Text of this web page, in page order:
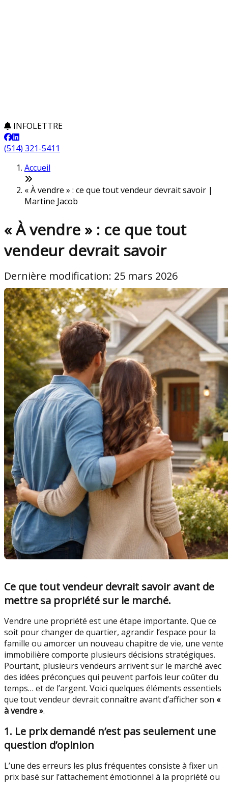
INFOLETTRE
(514) 321-5411
Accueil
« À vendre » : ce que tout vendeur devrait savoir |
Martine Jacob
« À vendre » : ce que tout
vendeur devrait savoir
Dernière modification: 25 mars 2026
Ce que tout vendeur devrait savoir avant de
mettre sa propriété sur le marché.
Vendre une propriété est une étape importante. Que ce
soit pour changer de quartier, agrandir l’espace pour la
famille ou amorcer un nouveau chapitre de vie, une vente
immobilière comporte plusieurs décisions stratégiques.
Pourtant, plusieurs vendeurs arrivent sur le marché avec
des idées préconçues qui peuvent parfois leur coûter du
temps… et de l’argent. Voici quelques éléments essentiels
que tout vendeur devrait connaître avant d’afficher son «
à vendre ».
1. Le prix demandé n’est pas seulement une
question d’opinion
L’une des erreurs les plus fréquentes consiste à fixer un
prix basé sur l’attachement émotionnel à la propriété ou